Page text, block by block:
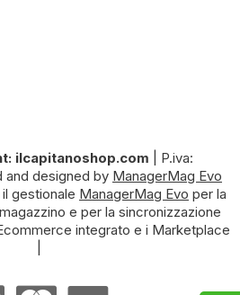
ilcapitanoshop.com
P.iva:
and designed by ManagerMag Evo
il gestionale ManagerMag Evo per la
e per la sincronizzazione
integrato e i Marketplace